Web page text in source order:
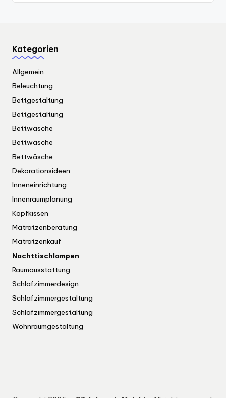
Kategorien
Allgemein
Beleuchtung
Bettgestaltung
Bettgestaltung
Bettwäsche
Bettwäsche
Bettwäsche
Dekorationsideen
Inneneinrichtung
Innenraumplanung
Kopfkissen
Matratzenberatung
Matratzenkauf
Nachttischlampen
Raumausstattung
Schlafzimmerdesign
Schlafzimmergestaltung
Schlafzimmergestaltung
Wohnraumgestaltung